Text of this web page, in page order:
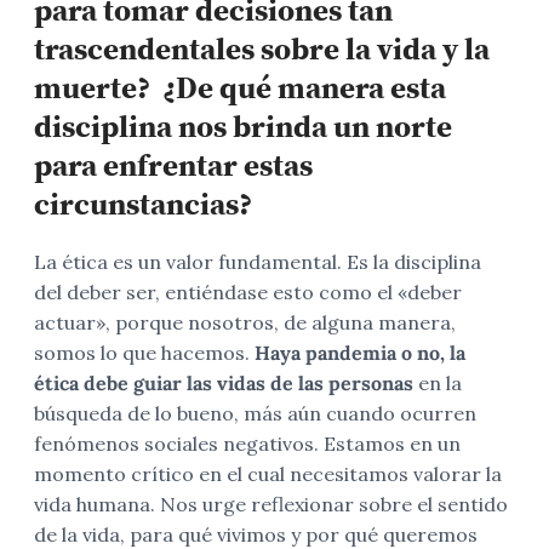
para tomar decisiones tan
trascendentales sobre la vida y la
muerte? ¿De qué manera esta
disciplina nos brinda un norte
para enfrentar estas
circunstancias?
La ética es un valor fundamental. Es la disciplina
del deber ser, entiéndase esto como el «deber
actuar», porque nosotros, de alguna manera,
somos lo que hacemos. Haya pandemia o no, la
ética debe guiar las vidas de las personas en la
búsqueda de lo bueno, más aún cuando ocurren
fenómenos sociales negativos. Estamos en un
momento crítico en el cual necesitamos valorar la
vida humana. Nos urge reflexionar sobre el sentido
de la vida, para qué vivimos y por qué queremos